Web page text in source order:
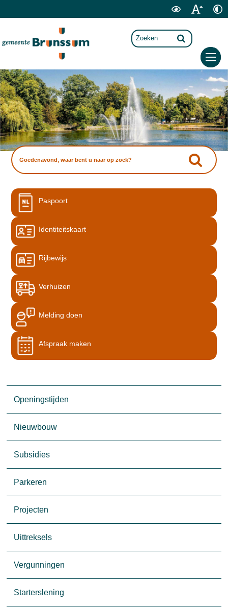
Paspoort
Identiteitskaart
Rijbewijs
Verhuizen
Melding doen
Afspraak maken
Openingstijden
Nieuwbouw
Subsidies
Parkeren
Projecten
Uittreksels
Vergunningen
Starterslening